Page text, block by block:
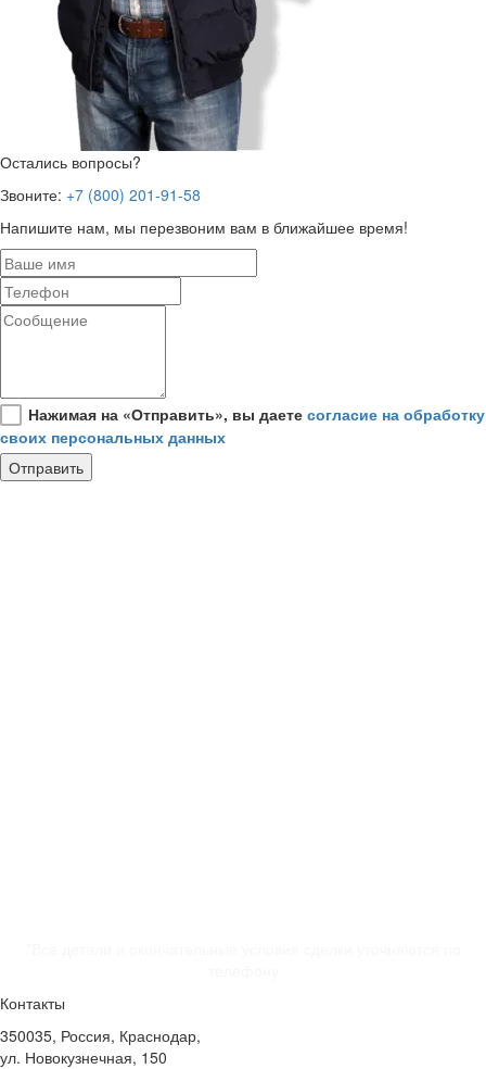
Остались вопросы?
Звоните: +7 (800) 201-91-58
Напишите нам, мы перезвоним вам в ближайшее время!
Нажимая на «Отправить», вы даете согласие на обработку
своих персональных данных
Контакты
350035, Россия, Краснодар,
ул. Новокузнечная, 150